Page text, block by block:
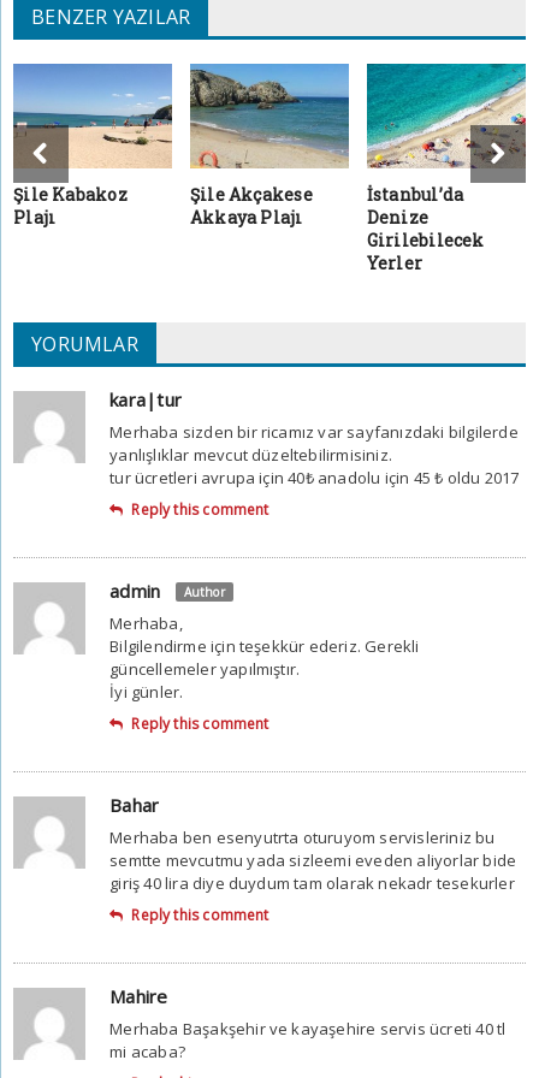
BENZER YAZILAR
Şile Kabakoz
Plajı
Şile Akçakese
Akkaya Plajı
İstanbul’da
Denize
Girilebilecek
Yerler
YORUMLAR
kara|tur
Merhaba sizden bir ricamız var sayfanızdaki bilgilerde
yanlışlıklar mevcut düzeltebilirmisiniz.
tur ücretleri avrupa için 40₺ anadolu için 45 ₺ oldu 2017
Reply this comment
admin Author
Merhaba,
Bilgilendirme için teşekkür ederiz. Gerekli
güncellemeler yapılmıştır.
İyi günler.
Reply this comment
Bahar
Merhaba ben esenyutrta oturuyom servisleriniz bu
semtte mevcutmu yada sizleemi eveden aliyorlar bide
giriş 40 lira diye duydum tam olarak nekadr tesekurler
Reply this comment
Mahire
Merhaba Başakşehir ve kayaşehire servis ücreti 40 tl
mi acaba?